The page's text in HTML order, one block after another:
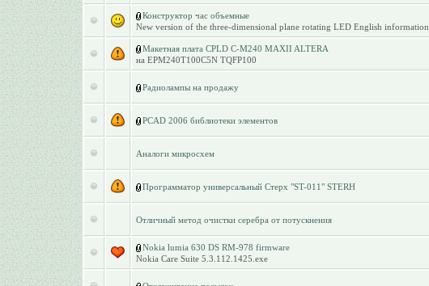
Конструктор час объемные
New version of the three-dimensional plane rotating LED English information
Макетная плата CPLD C-M240 MAXII ALTERA
на EPM240T100C5N TQFP100
Радиолампы на продажу
PCAD 2006 библиотеки элементов
Аналоги микросхем
Программатор универсальный Стерх "ST-011" STERH
Отличный метод очистки серебра от потускнения
Nokia lumia 630 DS RM-978 firmware
Nokia Care Suite 5.3.112.1425.exe